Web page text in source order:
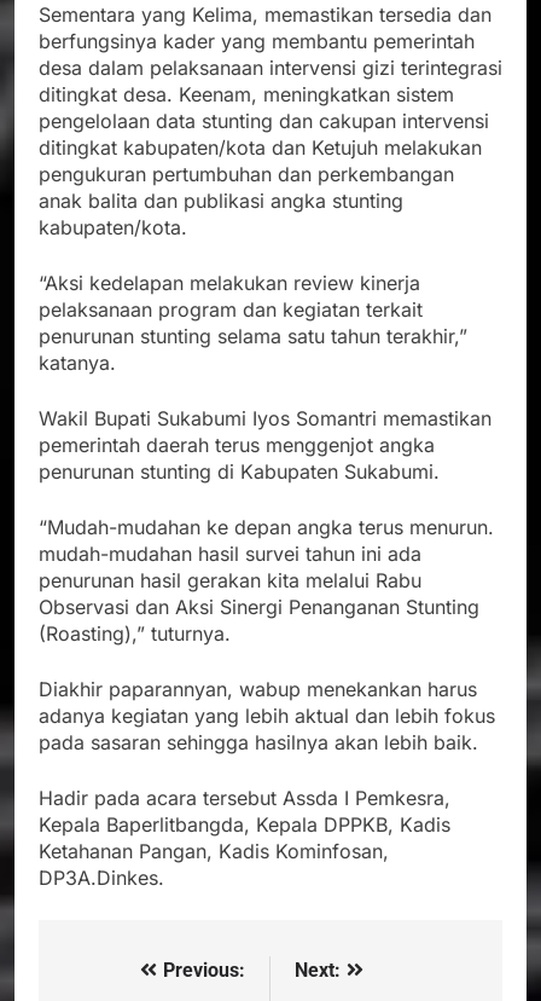
Sementara yang Kelima, memastikan tersedia dan
berfungsinya kader yang membantu pemerintah
desa dalam pelaksanaan intervensi gizi terintegrasi
ditingkat desa. Keenam, meningkatkan sistem
pengelolaan data stunting dan cakupan intervensi
ditingkat kabupaten/kota dan Ketujuh melakukan
pengukuran pertumbuhan dan perkembangan
anak balita dan publikasi angka stunting
kabupaten/kota.
“Aksi kedelapan melakukan review kinerja
pelaksanaan program dan kegiatan terkait
penurunan stunting selama satu tahun terakhir,”
katanya.
Wakil Bupati Sukabumi Iyos Somantri memastikan
pemerintah daerah terus menggenjot angka
penurunan stunting di Kabupaten Sukabumi.
“Mudah-mudahan ke depan angka terus menurun.
mudah-mudahan hasil survei tahun ini ada
penurunan hasil gerakan kita melalui Rabu
Observasi dan Aksi Sinergi Penanganan Stunting
(Roasting),” tuturnya.
Diakhir paparannyan, wabup menekankan harus
adanya kegiatan yang lebih aktual dan lebih fokus
pada sasaran sehingga hasilnya akan lebih baik.
Hadir pada acara tersebut Assda I Pemkesra,
Kepala Baperlitbangda, Kepala DPPKB, Kadis
Ketahanan Pangan, Kadis Kominfosan,
DP3A.Dinkes.
NavigasiPrevious:
Next: